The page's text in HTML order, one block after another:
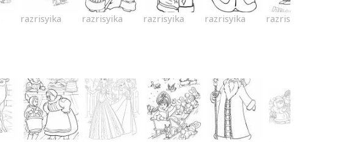
razrisyika razrisyika razrisyika razrisyika razrisyika